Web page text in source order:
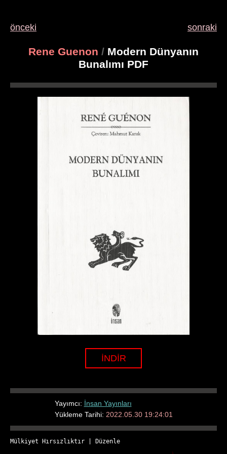
önceki sonraki
Rene Guenon / Modern Dünyanın
Bunalımı PDF
İNDİR
Yayımcı: İnsan Yayınları
Yükleme Tarihi: 2022.05.30 19:24:01
Mülkiyet Hırsızlıktır Düzenle